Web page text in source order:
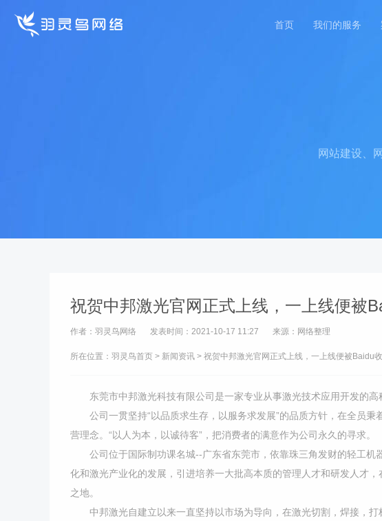
首页 我们的服务
网站建设、
祝贺中邦激光官网正式上线，一上线便被
作者：羽灵鸟网络 发表时间：2021-10-17 11:27 来源：网络整理
所在位置： 羽灵鸟首页 > 新闻资讯 > 祝贺中邦激光官网正式上线，一上线便被Baidu
东莞市中邦激光科技有限公司是一家专业从事激光技术应用开发
公司一贯坚持“以品质求生存，以服务求发展”的品质方针，在全员
营理念。“以人为本，以诚待客”，把消费者的满意作为公司永久的寻求。
公司位于国际制功课名城--广东省东莞市，依靠珠三角发财的轻工
化和激光产业化的发展，引进培养一大批高本质的管理人才和研发人才
之地。
中邦激光自建立以来一直坚持以市场为导向，在激光切割，焊接，